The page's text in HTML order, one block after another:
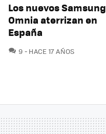
Los nuevos Samsung
Omnia aterrizan en
España
9 COMENTARIOS
HACE 17 AÑOS